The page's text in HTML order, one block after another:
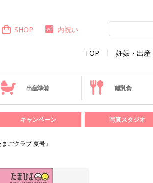
TOP 妊娠・出産
SHOP 内祝い
出産準備 離乳食
キャンペーン 写真スタジオ
ごクラブ 夏号』